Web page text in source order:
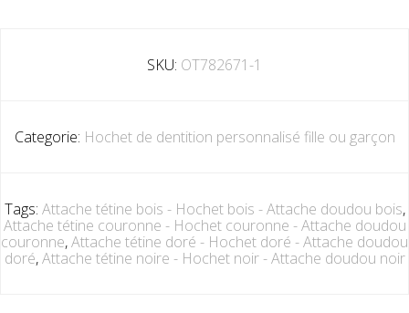
SKU: OT782671-1
Categorie: Hochet de dentition personnalisé fille ou garçon
Tags: Attache tétine bois - Hochet bois - Attache doudou bois,
Attache tétine couronne - Hochet couronne - Attache doudou
couronne,Attache tétine doré - Hochet doré - Attache doudou
doré,Attache tétine noire - Hochet noir - Attache doudou noir